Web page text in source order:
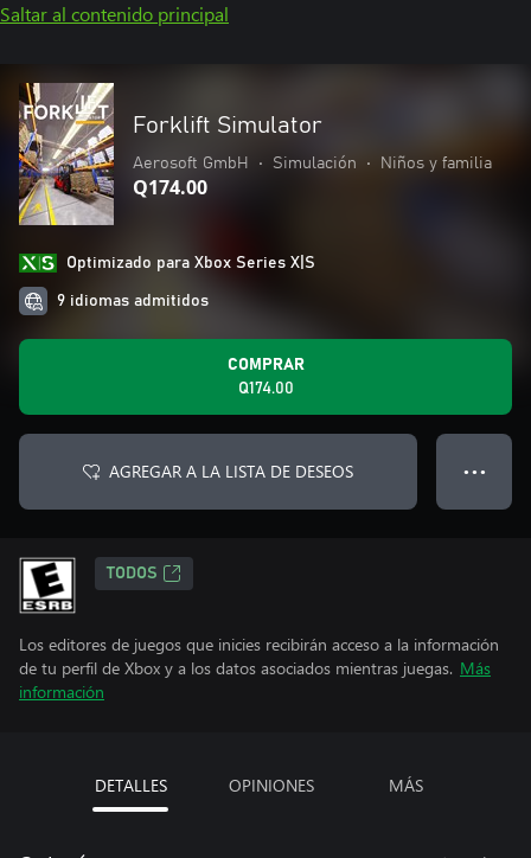
Saltar al contenido principal
Forklift Simulator
Aerosoft GmbH • Simulación • Niños y familia
Q174.00
Optimizado para Xbox Series X|S
9 idiomas admitidos
COMPRAR
Q174.00
AGREGAR A LA LISTA DE DESEOS ● ● ●
TODOS
Los editores de juegos que inicies recibirán acceso a la información
de tu perfil de Xbox y a los datos asociados mientras juegas. Más
información
DETALLES OPINIONES MÁS